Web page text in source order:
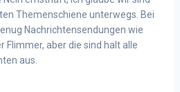
Themenschiene unterwegs. Bei
Nachrichtensendungen wie
Flimmer, aber die sind halt alle
aus.